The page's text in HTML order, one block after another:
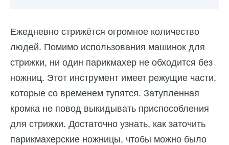
Ежедневно стрижётся огромное количество
людей. Помимо использования машинок для
стрижки, ни один парикмахер не обходится без
ножниц. Этот инструмент имеет режущие части,
которые со временем тупятся. Затупленная
кромка не повод выкидывать приспособления
для стрижки. Достаточно узнать, как заточить
парикмахерские ножницы, чтобы можно было